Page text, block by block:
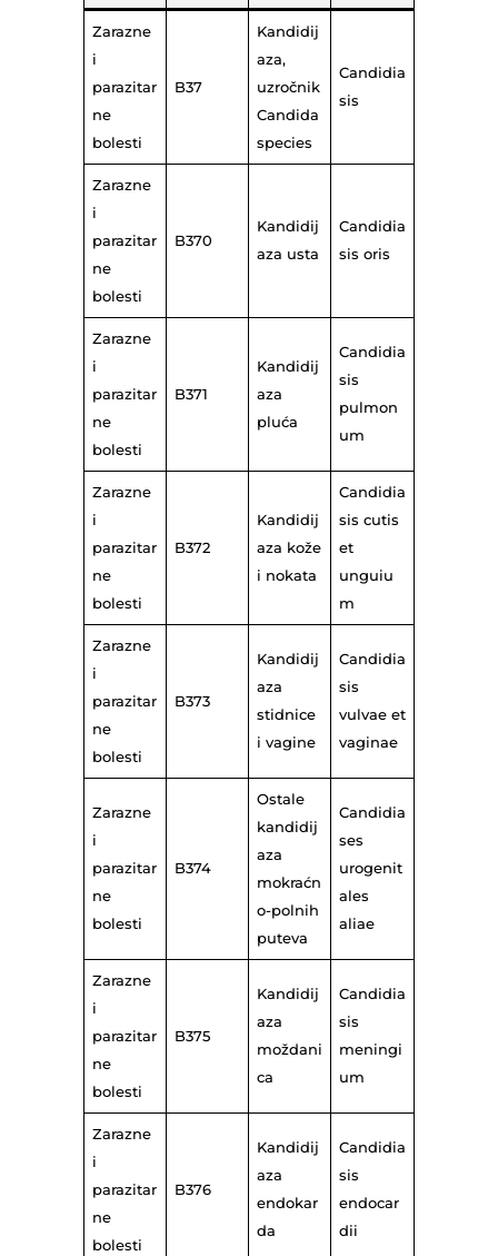
Zarazne
i
parazitar
ne
bolesti
B37
Kandidij
aza,
uzročnik
Candida
species
Candidia
sis
Zarazne
i
parazitar
ne
bolesti
B370
Kandidij
aza usta
Candidia
sis oris
Zarazne
i
parazitar
ne
bolesti
B371
Kandidij
aza
pluća
Candidia
sis
pulmon
um
Zarazne
i
parazitar
ne
bolesti
B372
Kandidij
aza kože
i nokata
Candidia
sis cutis
et
unguiu
m
Zarazne
i
parazitar
ne
bolesti
B373
Kandidij
aza
stidnice
i vagine
Candidia
sis
vulvae et
vaginae
Zarazne
i
parazitar
ne
bolesti
B374
Ostale
kandidij
aza
mokraćn
o-polnih
puteva
Candidia
ses
urogenit
ales
aliae
Zarazne
i
parazitar
ne
bolesti
B375
Kandidij
aza
moždani
ca
Candidia
sis
meningi
um
Zarazne
i
parazitar
ne
bolesti
B376
Kandidij
aza
endokar
da
Candidia
sis
endocar
dii